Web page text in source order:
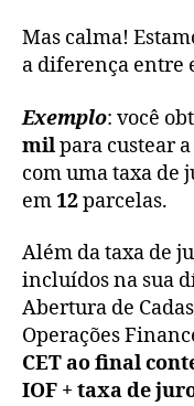
Mas calma!
a diferença entre
Exemplo: você
milpara custear
com uma taxa de
em12parcelas.
Além da taxa de
incluídos na sua
Abertura de
Operações
CET ao final
IOF + taxa de